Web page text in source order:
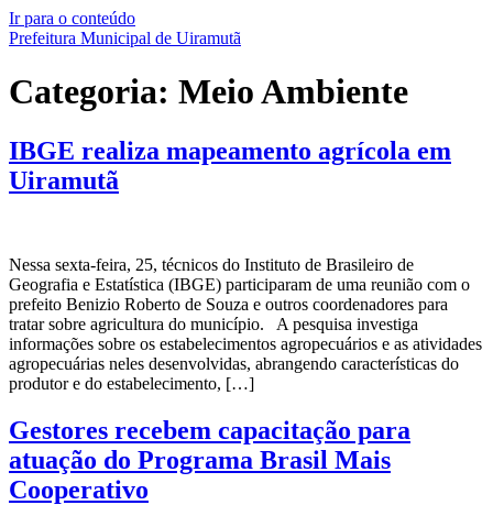
Ir para o conteúdo
Prefeitura Municipal de Uiramutã
Categoria: Meio Ambiente
IBGE realiza mapeamento agrícola em
Uiramutã
Nessa sexta-feira, 25, técnicos do Instituto de Brasileiro de
Geografia e Estatística (IBGE) participaram de uma reunião com o
prefeito Benizio Roberto de Souza e outros coordenadores para
tratar sobre agricultura do município. A pesquisa investiga
informações sobre os estabelecimentos agropecuários e as atividades
agropecuárias neles desenvolvidas, abrangendo características do
produtor e do estabelecimento, […]
Gestores recebem capacitação para
atuação do Programa Brasil Mais
Cooperativo